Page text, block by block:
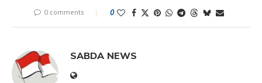
0 comments 0
SABDA NEWS